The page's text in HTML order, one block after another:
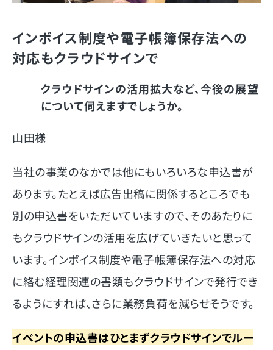
インボイス制度や電子帳簿保存法への
対応もクラウドサインで
クラウドサインの活用拡大など、今後の展望
について伺えますでしょうか。
山田様
当社の事業のなかでは他にもいろいろな申込書が
あります。たとえば広告出稿に関係するところでも
別の申込書をいただいていますので、そのあたりに
もクラウドサインの活用を広げていきたいと思って
います。インボイス制度や電子帳簿保存法への対応
に絡む経理関連の書類もクラウドサインで発行でき
るようにすれば、さらに業務負荷を減らせそうです。
イベントの申込書はひとまずクラウドサインでルー